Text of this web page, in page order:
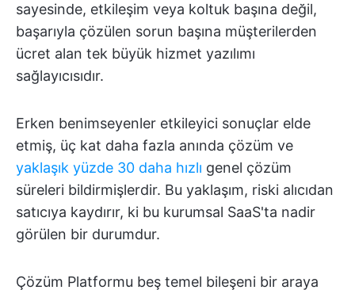
sayesinde, etkileşim veya koltuk başına değil,
başarıyla çözülen sorun başına müşterilerden
ücret alan tek büyük hizmet yazılımı
sağlayıcısıdır.
Erken benimseyenler etkileyici sonuçlar elde
etmiş, üç kat daha fazla anında çözüm ve
yaklaşık yüzde 30 daha hızlı genel çözüm
süreleri bildirmişlerdir. Bu yaklaşım, riski alıcıdan
satıcıya kaydırır, ki bu kurumsal SaaS'ta nadir
görülen bir durumdur.
Çözüm Platformu beş temel bileşeni bir araya